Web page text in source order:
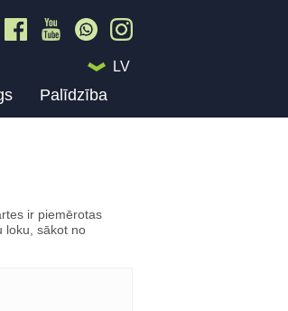
LV
Palīdzība
ir piemērotas
loku, sākot no